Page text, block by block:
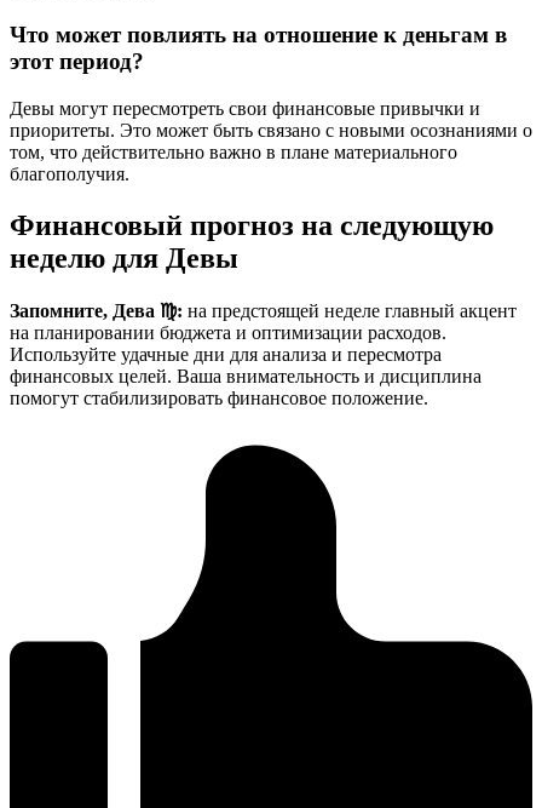
Что может повлиять на отношение к деньгам в
этот период?
Девы могут пересмотреть свои финансовые привычки и
приоритеты. Это может быть связано с новыми осознаниями о
том, что действительно важно в плане материального
благополучия.
Финансовый прогноз на следующую
неделю для Девы
Запомните, Дева ♍: на предстоящей неделе главный акцент
на планировании бюджета и оптимизации расходов.
Используйте удачные дни для анализа и пересмотра
финансовых целей. Ваша внимательность и дисциплина
помогут стабилизировать финансовое положение.